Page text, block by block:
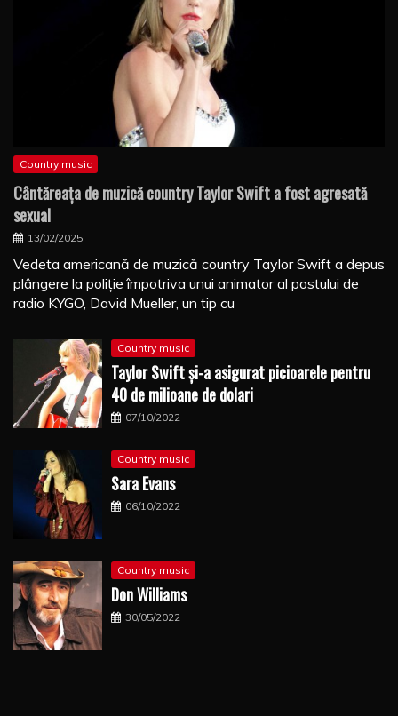
Country music
Cântăreaţa de muzică country Taylor Swift a fost agresată
sexual
13/02/2025
Vedeta americană de muzică country Taylor Swift a depus
plângere la poliţie împotriva unui animator al postului de
radio KYGO, David Mueller, un tip cu
Country music
Taylor Swift şi-a asigurat picioarele pentru
40 de milioane de dolari
07/10/2022
Country music
Sara Evans
06/10/2022
Country music
Don Williams
30/05/2022